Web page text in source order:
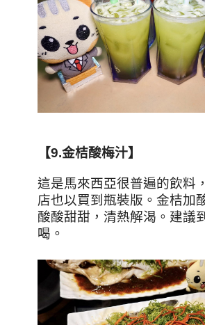
【9.金桔酸梅汁】
這是馬來西亞很普遍的飲料
店也以買到瓶裝版。金桔加
酸酸甜甜，清熱解渴。建議
喝。